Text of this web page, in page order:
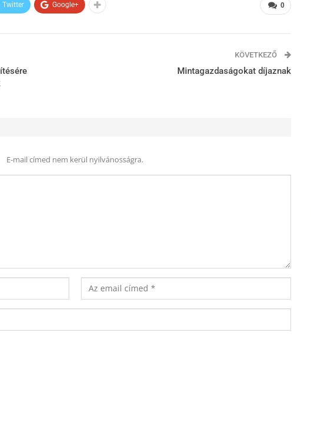
0
Twitter Google+
KÖVETKEZŐ
Mintagazdaságokat díjaznak
E-mail címed nem kerül nyilvánosságra.